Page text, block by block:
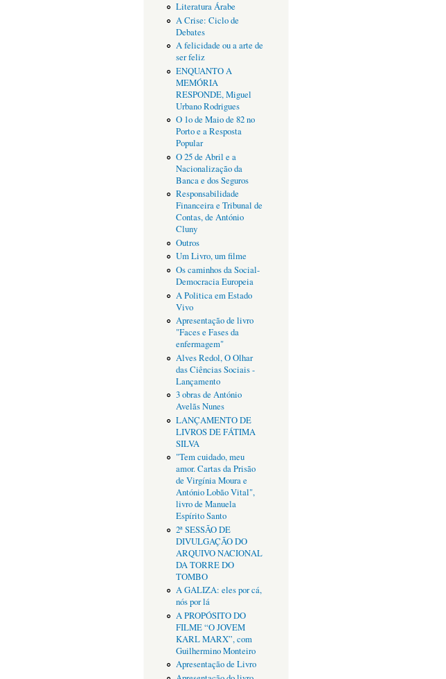
Literatura Árabe
A Crise: Ciclo de
Debates
A felicidade ou a arte de
ser feliz
ENQUANTO A
MEMÓRIA
RESPONDE, Miguel
Urbano Rodrigues
O 1o de Maio de 82 no
Porto e a Resposta
Popular
O 25 de Abril e a
Nacionalização da
Banca e dos Seguros
Responsabilidade
Financeira e Tribunal de
Contas, de António
Cluny
Outros
Um Livro, um filme
Os caminhos da Social-
Democracia Europeia
A Politica em Estado
Vivo
Apresentação de livro
"Faces e Fases da
enfermagem"
Alves Redol, O Olhar
das Ciências Sociais -
Lançamento
3 obras de António
Avelãs Nunes
LANÇAMENTO DE
LIVROS DE FÁTIMA
SILVA
"Tem cuidado, meu
amor. Cartas da Prisão
de Virgínia Moura e
António Lobão Vital",
livro de Manuela
Espírito Santo
2ª SESSÃO DE
DIVULGAÇÃO DO
ARQUIVO NACIONAL
DA TORRE DO
TOMBO
A GALIZA: eles por cá,
nós por lá
A PROPÓSITO DO
FILME “O JOVEM
KARL MARX”, com
Guilhermino Monteiro
Apresentação de Livro